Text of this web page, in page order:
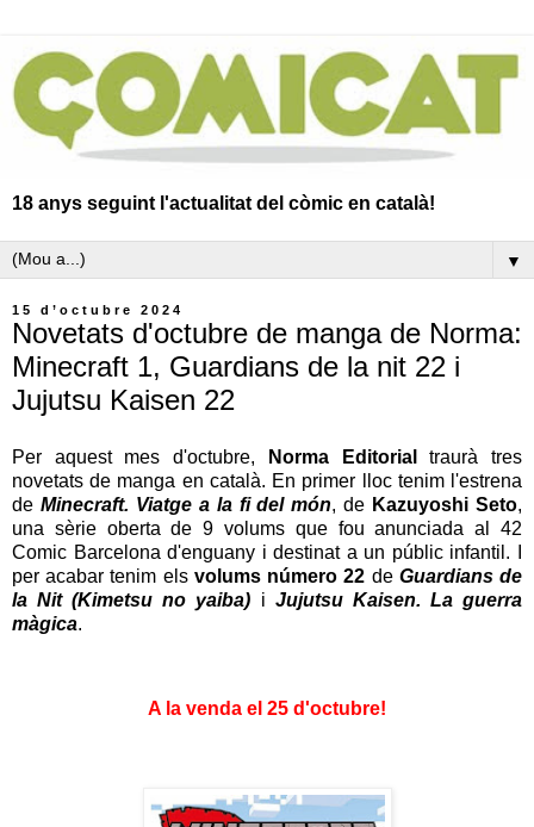
18 anys seguint l'actualitat del còmic en català!
▼
15 d’octubre 2024
Novetats d'octubre de manga de Norma:
Minecraft 1, Guardians de la nit 22 i
Jujutsu Kaisen 22
Per aquest mes d'octubre, Norma Editorial
traurà tres
novetats de manga en català. En primer lloc tenim l'estrena
de Minecraft. Viatge a la fi del món, de Kazuyoshi Seto,
una sèrie oberta de 9 volums que fou anunciada al 42
Comic Barcelona d'enguany i destinat a un públic infantil. I
per acabar tenim els volums número 22 de Guardians de
la Nit (Kimetsu no yaiba) i Jujutsu Kaisen. La guerra
màgica.
A la venda el 25 d'octubre!